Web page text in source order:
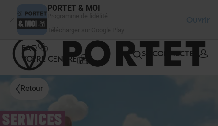
PORTET & MOI
Ouvrir
FAQ
VOTRE CENTRE
SE CONNECTER
Retour
SERVICES
Panneau de gestion des cookies